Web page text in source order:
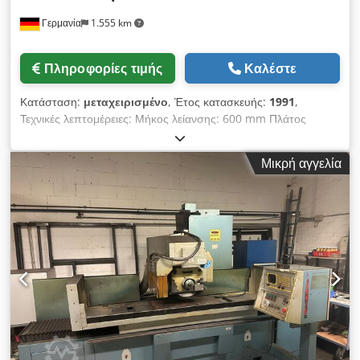
Γερμανία 1.555 km
Πληροφορίες τιμής Καλέστε
Κατάσταση: μεταχειρισμένο, Έτος κατασκευής: 1991,
Τεχνικές λεπτομέρειες: Μήκος λείανσης: 600 mm Πλάτος
λείανσης: 375 mm Ύψος τεμαχίου εργασίας: 375 mm Μέγιστο
φορτίο τραπεζιού: 300 kg Dksdjxu D Huopfx Aqior Περιοχή
λείανσης: 350 - 600 mm Διαστάσεις τραπεζιού: 900 - 350 mm
Διαστάσεις μαγνητικής πλάκας: 600 x 350 mm Διαστάσεις
τροχού λείανσης: 300 x 50 x 76,2 mm Συνολική ισχύς: 12 kW
Βάρος μηχανής περ.: 5,2 t Διαστάσεις μηχανής περ. ΜxΠxΥ:
3,3 x 2,6 x 2,4 m Διαστάσεις ψυκτικού συστήματος ΜxΠxΥ: 0,8
x 0,8 x 0,8 m
Μικρή αγγελία